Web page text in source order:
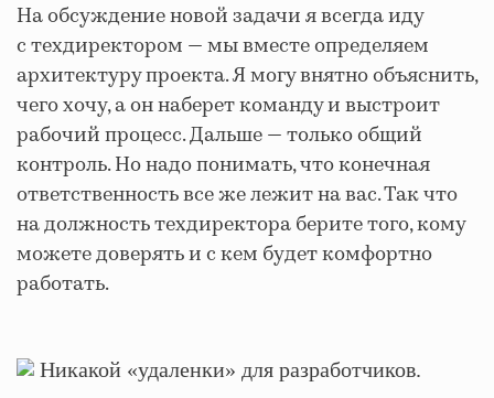
На обсуждение новой задачи я всегда иду
с техдиректором — мы вместе определяем
архитектуру проекта. Я могу внятно объяснить,
чего хочу, а он наберет команду и выстроит
рабочий процесс. Дальше — только общий
контроль. Но надо понимать, что конечная
ответственность все же лежит на вас. Так что
на должность техдиректора берите того, кому
можете доверять и с кем будет комфортно
работать.
Никакой «удаленки» для разработчиков.